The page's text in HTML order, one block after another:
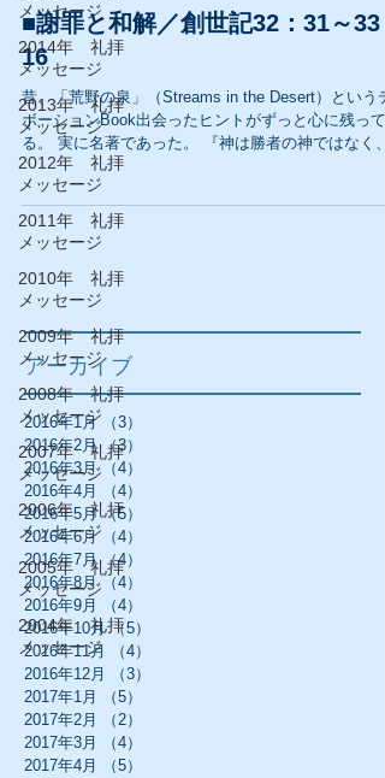
メッセージ
2014年 礼拝
メッセージ
2013年 礼拝
メッセージ
2012年 礼拝
メッセージ
2011年 礼拝
メッセージ
2010年 礼拝
メッセージ
2009年 礼拝
メッセージ
2008年 礼拝
メッセージ
2007年 礼拝
メッセージ
2006年 礼拝
メッセージ
2005年 礼拝
メッセージ
2004年 礼拝
メッセージ
■謝罪と和解／創世記32：31～33
16
昔、「荒野の泉」（Streams in the Desert）というデ
ボーションBook出会ったヒントがずっと心に残って
る。 実に名著であった。 『神は勝者の神ではなく
者の神である』という言葉。 確かに人間は勝者で有
続けたい生き物だ。...
アーカイブ
2016年1月 （3）
2016年2月 （3）
2016年3月
（4）
2016年4月
（4）
2016年5月 （5）
2016年6月
（4）
2016年7月 （4）
2016年8月
（4）
2016年9月
（4）
2016年10月 （5）
2016年11月
（4）
2016年12月
（3）
2017年1月
（5）
2017年2月
（2）
2017年3月
（4）
2017年4月
（5）